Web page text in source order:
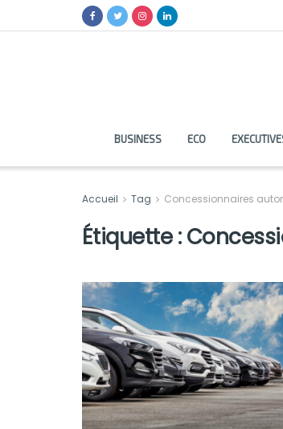
BUSINESS ECO
Accueil Tag Concessionnaires
Étiquette :